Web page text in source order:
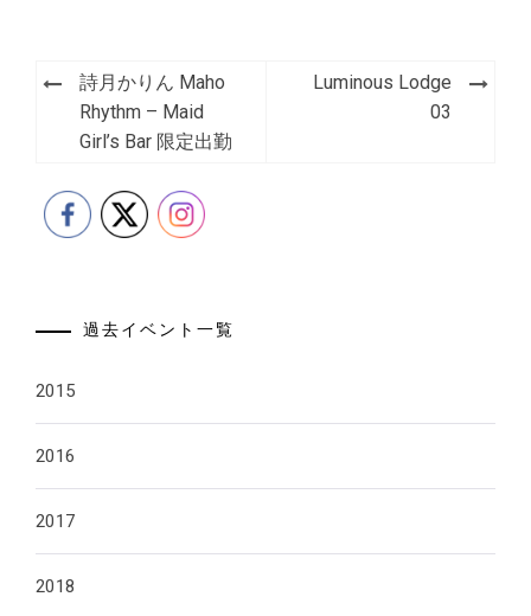
詩月かりん Maho
Rhythm – Maid
Girl’s Bar 限定出勤
Luminous Lodge
03
過去イベント一覧
2015
2016
2017
2018